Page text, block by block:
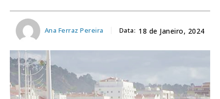
Ana Ferraz Pereira Data: 18 de Janeiro, 2024